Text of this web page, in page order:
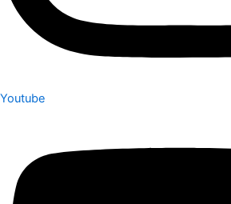
Youtube